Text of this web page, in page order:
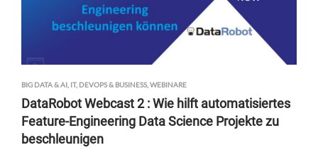
BIG DATA & AI IT, DEVOPS & BUSINESS, WEBINARE
DataRobot Webcast 2 : Wie hilft automatisiertes
Feature-Engineering Data Science Projekte zu
beschleunigen